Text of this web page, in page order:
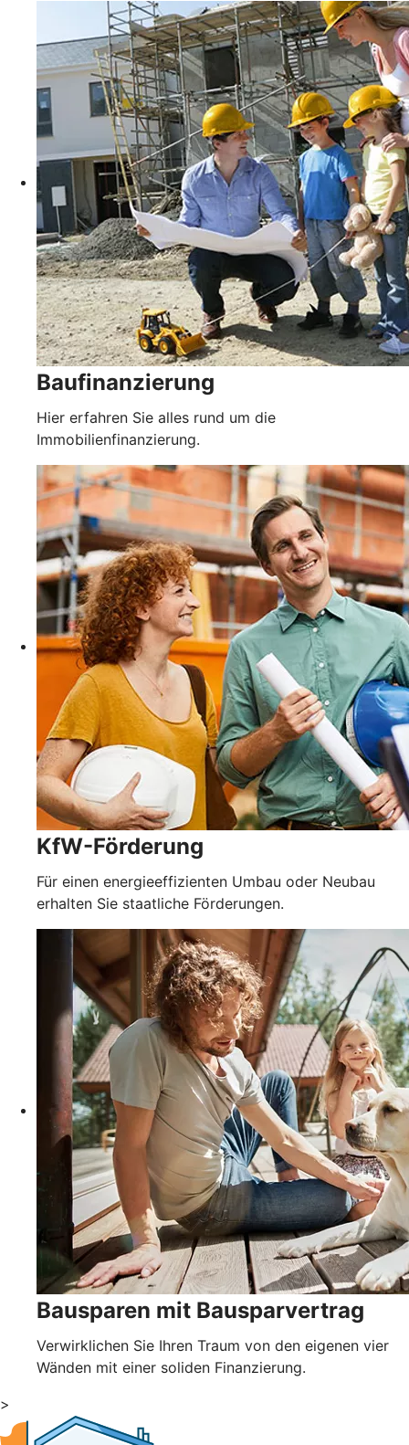
Baufinanzierung
Hier erfahren Sie alles rund um die
Immobilienfinanzierung.
KfW-Förderung
Für einen energieeffizienten Umbau oder Neubau
erhalten Sie staatliche Förderungen.
Bausparen mit Bausparvertrag
Verwirklichen Sie Ihren Traum von den eigenen vier
Wänden mit einer soliden Finanzierung.
>